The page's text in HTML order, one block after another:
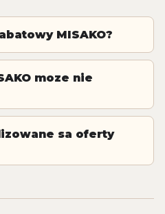
MISAKO?
moze nie
sa oferty